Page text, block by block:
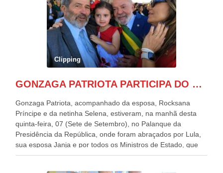
Clipping
GONZAGA PATRIOTA PARTICIPA DO DESFILE DA INDEPENDÊNCIA NO PALANQUE DA PRESIDÊNCIA DA REPÚBLICA E É ABRAÇADO POR LULA E POR GERALDO ALCKMIN.
Gonzaga Patriota, acompanhado da esposa, Rocksana
Príncipe e da netinha Selena, estiveram, na manhã desta
quinta-feira, 07 (Sete de Setembro), no Palanque da
Presidência da República, onde foram abraçados por Lula,
sua esposa Janja e por todos os Ministros de Estado, que
estavam presentes, nos Desfiles da Independência da